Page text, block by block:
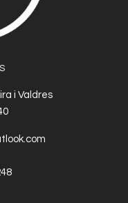
i Valdres